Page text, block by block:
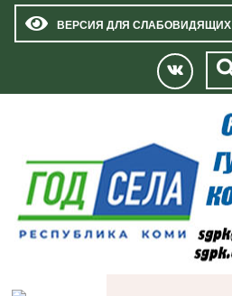
ВЕРСИЯ ДЛЯ СЛАБОВИДЯЩИХ